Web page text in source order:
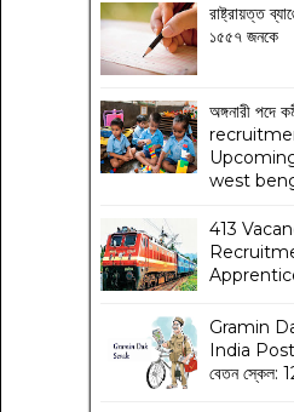
রাষ্ট্রায়ত্ত
১৫৫৭ জনকে
অঙ্গনারী
west
413
Gramin
India Post |
বেতন স্কেল: